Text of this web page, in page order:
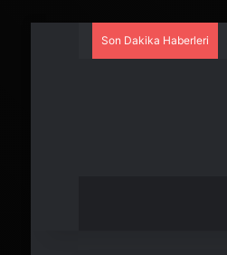
Son Dakika Haberleri